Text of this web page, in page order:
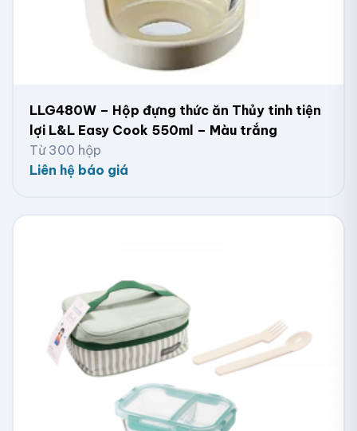
LLG480W – Hộp đựng thức ăn Thủy tinh tiện
lợi L&L Easy Cook 550ml – Màu trắng
Từ 300 hộp
Liên hệ báo giá